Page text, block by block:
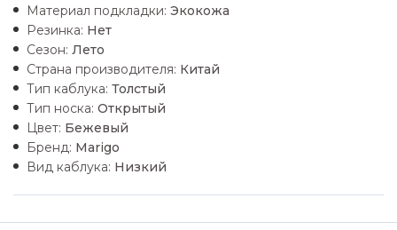
Материал подкладки: Экокожа
Резинка: Нет
Сезон: Лето
Страна производителя: Китай
Тип каблука: Толстый
Тип носка: Открытый
Цвет: Бежевый
Бренд: Marigo
Вид каблука: Низкий